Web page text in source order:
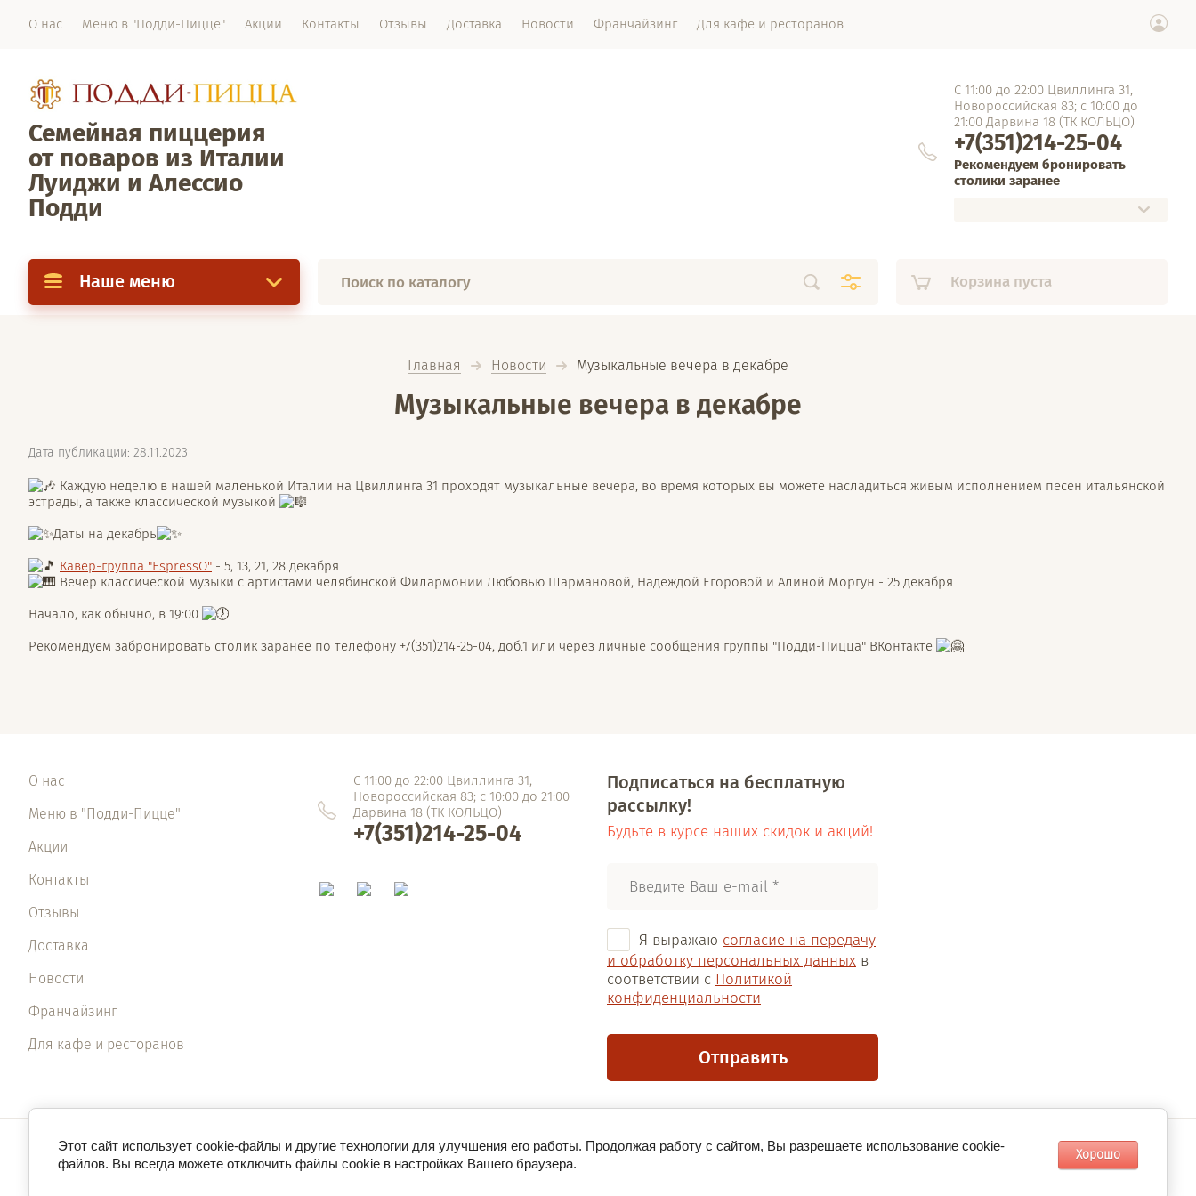
О нас Меню в "Подди-Пицце" Акции Контакты Отзывы Доставка Новости Франчайзинг Для кафе и ресторанов
Семейная пиццерия
от поваров из Италии
Луиджи и Алессио
Подди
С 11:00 до 22:00 Цвиллинга 31,
Новороссийская 83; с 10:00 до
21:00 Дарвина 18 (ТК КОЛЬЦО)
+7(351)214-25-04
Рекомендуем бронировать
столики заранее
Наше меню Корзина пуста
Главная Новости
  Музыкальные вечера в декабре
Музыкальные вечера в декабре
Дата публикации: 28.11.2023
Каждую неделю в нашей маленькой Италии на Цвиллинга 31 проходят музыкальные вечера, во время которых вы можете насладиться живым исполнением песен итальянской
эстрады, а также классической музыкой
Даты на декабрь
Кавер-группа "EspressO" - 5, 13, 21, 28 декабря
Вечер классической музыки с артистами челябинской Филармонии Любовью Шармановой, Надеждой Егоровой и Алиной Моргун - 25 декабря
Начало, как обычно, в 19:00
Рекомендуем забронировать столик заранее по телефону +7(351)214-25-04, доб.1 или через личные сообщения группы "Подди-Пицца" ВКонтакте
О нас
Меню в "Подди-Пицце"
Акции
Контакты
Отзывы
Доставка
Новости
Франчайзинг
Для кафе и ресторанов
С 11:00 до 22:00 Цвиллинга 31,
Новороссийская 83; с 10:00 до 21:00
Дарвина 18 (ТК КОЛЬЦО)
+7(351)214-25-04
Подписаться на бесплатную
рассылку!
Будьте в курсе наших скидок и акций!
Я выражаю согласие на передачу
и обработку персональных данных в
соответствии с Политикой
конфиденциальности
Отправить
Этот сайт использует cookie-файлы и другие технологии для улучшения его работы. Продолжая работу с сайтом, Вы разрешаете использование cookie-
файлов. Вы всегда можете отключить файлы cookie в настройках Вашего браузера.
Хорошо